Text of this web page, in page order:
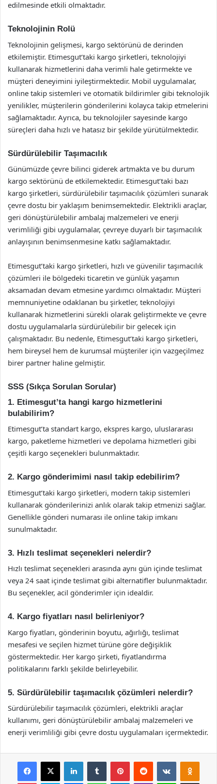
edilmesinde etkili olmaktadır.
Teknolojinin Rolü
Teknolojinin gelişmesi, kargo sektörünü de derinden
etkilemiştir. Etimesgut’taki kargo şirketleri, teknolojiyi
kullanarak hizmetlerini daha verimli hale getirmekte ve
müşteri deneyimini iyileştirmektedir. Mobil uygulamalar,
online takip sistemleri ve otomatik bildirimler gibi teknolojik
yenilikler, müşterilerin gönderilerini kolayca takip etmelerini
sağlamaktadır. Ayrıca, bu teknolojiler sayesinde kargo
süreçleri daha hızlı ve hatasız bir şekilde yürütülmektedir.
Sürdürülebilir Taşımacılık
Günümüzde çevre bilinci giderek artmakta ve bu durum
kargo sektörünü de etkilemektedir. Etimesgut’taki bazı
kargo şirketleri, sürdürülebilir taşımacılık çözümleri sunarak
çevre dostu bir yaklaşım benimsemektedir. Elektrikli araçlar,
geri dönüştürülebilir ambalaj malzemeleri ve enerji
verimliliği gibi uygulamalar, çevreye duyarlı bir taşımacılık
anlayışının benimsenmesine katkı sağlamaktadır.
Etimesgut’taki kargo şirketleri, hızlı ve güvenilir taşımacılık
çözümleri ile bölgedeki ticaretin ve günlük yaşamın
aksamadan devam etmesine yardımcı olmaktadır. Müşteri
memnuniyetine odaklanan bu şirketler, teknolojiyi
kullanarak hizmetlerini sürekli olarak geliştirmekte ve çevre
dostu uygulamalarla sürdürülebilir bir gelecek için
çalışmaktadır. Bu nedenle, Etimesgut’taki kargo şirketleri,
hem bireysel hem de kurumsal müşteriler için vazgeçilmez
birer partner haline gelmiştir.
SSS (Sıkça Sorulan Sorular)
1. Etimesgut’ta hangi kargo hizmetlerini
bulabilirim?
Etimesgut’ta standart kargo, ekspres kargo, uluslararası
kargo, paketleme hizmetleri ve depolama hizmetleri gibi
çeşitli kargo seçenekleri bulunmaktadır.
2. Kargo gönderimimi nasıl takip edebilirim?
Etimesgut’taki kargo şirketleri, modern takip sistemleri
kullanarak gönderilerinizi anlık olarak takip etmenizi sağlar.
Genellikle gönderi numarası ile online takip imkanı
sunulmaktadır.
3. Hızlı teslimat seçenekleri nelerdir?
Hızlı teslimat seçenekleri arasında aynı gün içinde teslimat
veya 24 saat içinde teslimat gibi alternatifler bulunmaktadır.
Bu seçenekler, acil gönderimler için idealdir.
4. Kargo fiyatları nasıl belirleniyor?
Kargo fiyatları, gönderinin boyutu, ağırlığı, teslimat
mesafesi ve seçilen hizmet türüne göre değişiklik
göstermektedir. Her kargo şirketi, fiyatlandırma
politikalarını farklı şekilde belirleyebilir.
5. Sürdürülebilir taşımacılık çözümleri nelerdir?
Sürdürülebilir taşımacılık çözümleri, elektrikli araçlar
kullanımı, geri dönüştürülebilir ambalaj malzemeleri ve
enerji verimliliği gibi çevre dostu uygulamaları içermektedir.
Facebook
X LinkedInTumblr PinterestReddit VKontakte